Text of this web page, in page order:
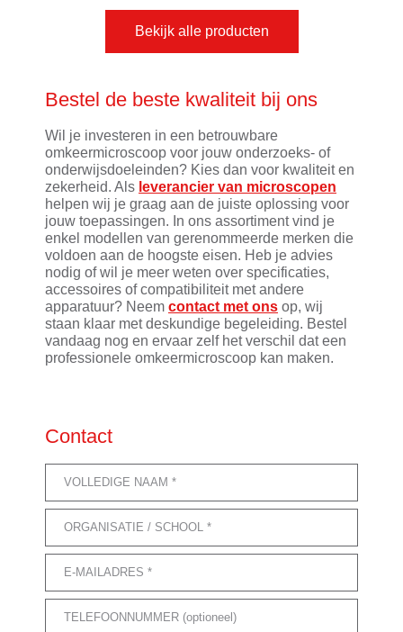
Bekijk alle producten
Bestel de beste kwaliteit bij ons
Wil je investeren in een betrouwbare
omkeermicroscoop voor jouw onderzoeks- of
onderwijsdoeleinden? Kies dan voor kwaliteit en
zekerheid. Als leverancier van microscopen
helpen wij je graag aan de juiste oplossing voor
jouw toepassingen. In ons assortiment vind je
enkel modellen van gerenommeerde merken die
voldoen aan de hoogste eisen. Heb je advies
nodig of wil je meer weten over specificaties,
accessoires of compatibiliteit met andere
apparatuur? Neem contact met ons op, wij
staan klaar met deskundige begeleiding. Bestel
vandaag nog en ervaar zelf het verschil dat een
professionele omkeermicroscoop kan maken.
Contact